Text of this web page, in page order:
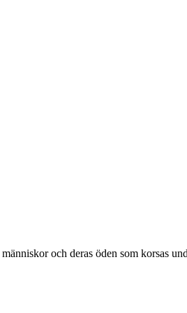
och deras öden som korsas